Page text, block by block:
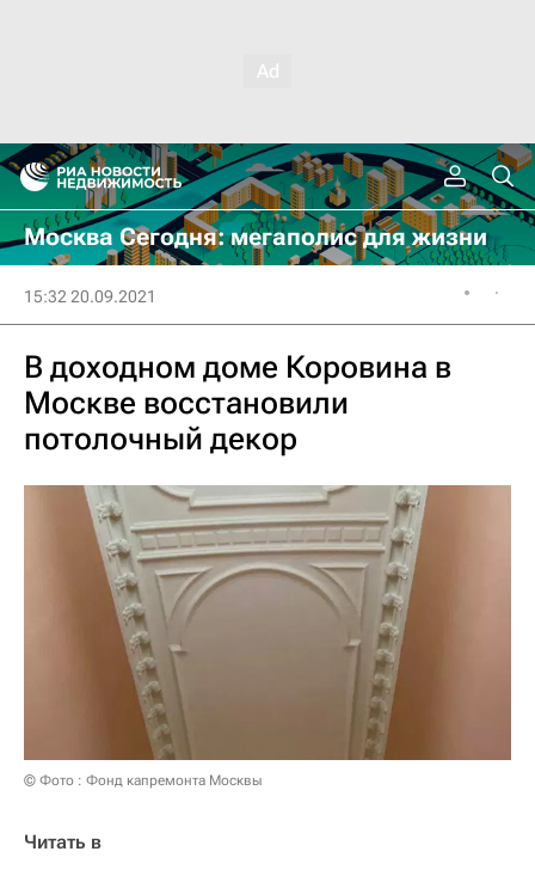
Москва Сегодня: мегаполис для жизни
15:32 20.09.2021
В доходном доме Коровина в
Москве восстановили
потолочный декор
© Фото : Фонд капремонта Москвы
Читать в